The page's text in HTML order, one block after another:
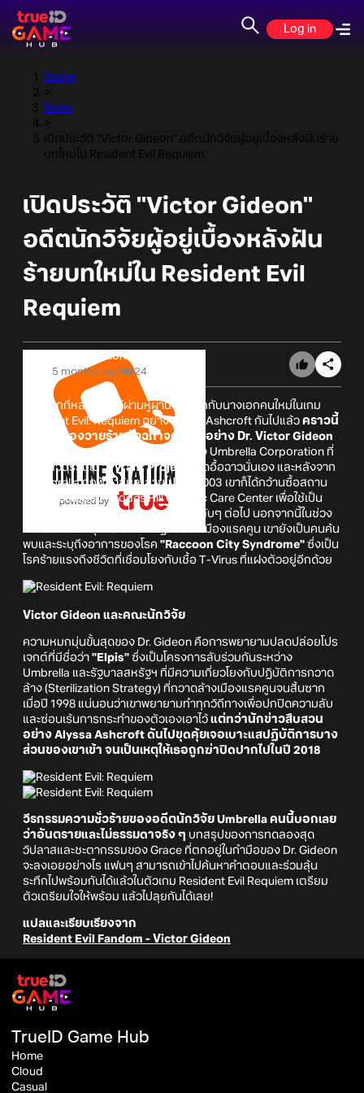
Log in
Home
>
News
>
เปิดประวัติ "Victor Gideon" อดีตนักวิจัยผู้อยู่เบื้องหลังฝันร้าย
บทใหม่ใน Resident Evil Requiem
เปิดประวัติ "Victor Gideon"
อดีตนักวิจัยผู้อยู่เบื้องหลังฝัน
ร้ายบทใหม่ใน Resident Evil
Requiem
Online Station
5 months ago
24
หลังจากที่หลายคนได้ผ่านหูผ่านตา รู้จักกับนางเอกคนใหม่ในเกม
Resident Evil: Requiem อย่าง Grace Ashcroft กันไปแล้ว คราวนี้
ก็ถึงคิวของวายร้ายตัวฉกาจคนใหม่อย่าง Dr. Victor Gideon
ซึ่งเขาคนนี้คืออดีตนักวิจัยของ Umbrella Corporation ที่
เคยมีส่วนร่วมใน"Tyrant Project"
สุดอื้อฉาวนั่นเอง และหลังจาก
ที่ Umbrella ถูกฟ้องล้มละลายไปในปี 2003 เขาก็ได้กว้านซื้อสถาน
ดูแลผู้ป่วยเรื้อรัง Rhodes Hill Chronic Care Center เพื่อใช้เป็น
ฉากหน้าในการแอบดำเนินการทดลองลับๆ ต่อไป นอกจากนี้ในช่วง
หลายปีหลังเหตุการณ์โศกนาฏกรรมที่เมืองแรคคูน เขายังเป็นคนค้น
พบและระบุถึงอาการของโรค "Raccoon City Syndrome" ซึ่งเป็น
โรคร้ายแรงถึงชีวิตที่เชื่อมโยงกับเชื้อ T-Virus ที่แฝงตัวอยู่อีกด้วย
Victor Gideon และคณะนักวิจัย
ความหมกมุ่นขั้นสุดของ Dr. Gideon คือการพยายามปลดปล่อยโปร
เจกต์ที่มีชื่อว่า "Elpis" ซึ่งเป็นโครงการลับร่วมกันระหว่าง
Umbrella และรัฐบาลสหรัฐฯ ที่มีความเกี่ยวโยงกับปฏิบัติการกวาด
ล้าง (Sterilization Strategy) ที่กวาดล้างเมืองแรคคูนจนสิ้นซาก
เมื่อปี 1998 แน่นอนว่าเขาพยายามทำทุกวิถีทางเพื่อปกปิดความลับ
และซ่อนเร้นการกระทำของตัวเองเอาไว้ แต่ทว่านักข่าวสืบสวน
อย่าง Alyssa Ashcroft ดันไปขุดคุ้ยเจอเบาะแสปฏิบัติการบาง
ส่วนของเขาเข้า จนเป็นเหตุให้เธอถูกฆ่าปิดปากไปในปี 2018
วีรกรรมความชั่วร้ายของอดีตนักวิจัย Umbrella คนนี้บอกเลย
ว่าอันตรายและไม่ธรรมดาจริง ๆ บทสรุปของการทดลองสุด
วิปลาสและชะตากรรมของ Grace ที่ตกอยู่ในกำมือของ Dr. Gideon
จะลงเอยอย่างไร แฟนๆ สามารถเข้าไปค้นหาคำตอบและร่วมลุ้น
ระทึกไปพร้อมกันได้แล้วในตัวเกม Resident Evil Requiem เตรียม
ตัวเตรียมใจให้พร้อม แล้วไปลุยกันได้เลย!
แปลและเรียบเรียงจาก
Resident Evil Fandom - Victor Gideon
TrueID Game Hub
Home
Cloud
Casual